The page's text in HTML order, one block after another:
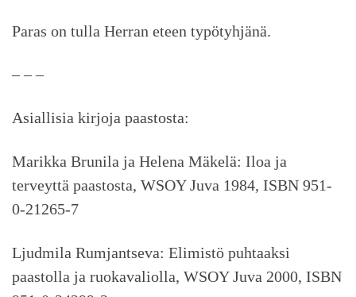
Paras on tulla Herran eteen typötyhjänä.
– – –
Asiallisia kirjoja paastosta:
Marikka Brunila ja Helena Mäkelä: Iloa ja
terveyttä paastosta, WSOY Juva 1984, ISBN 951-
0-21265-7
Ljudmila Rumjantseva: Elimistö puhtaaksi
paastolla ja ruokavaliolla, WSOY Juva 2000, ISBN